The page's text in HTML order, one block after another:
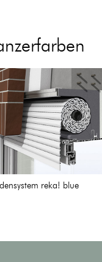
reka! blue